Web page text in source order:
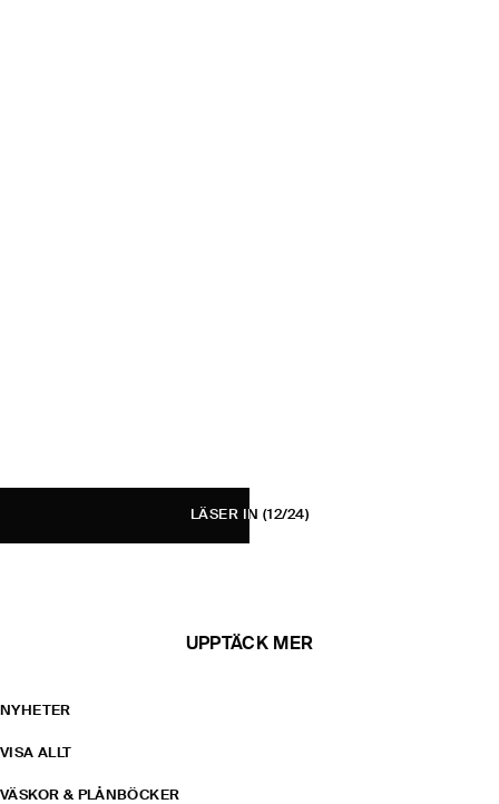
LÄSER IN (12/24)
UPPTÄCK MER
NYHETER
VISA ALLT
VÄSKOR & PLÅNBÖCKER